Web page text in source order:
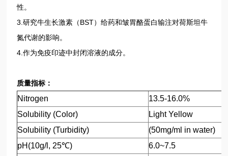
性。
3.研究牛生长激素（BST）给药和皱胃酪蛋白输注对荷斯坦牛
氮代谢的影响。
4.作为免疫印迹中封闭溶液的成分。
质量指标：
Nitrogen
13.5-16.0%
Solubility (Color)
Light Yellow
Solubility (Turbidity)
(50mg/ml in water)
pH(10g/l, 25℃)
6.0~7.5